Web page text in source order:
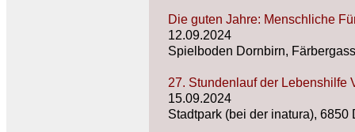
Die guten Jahre: Menschliche
12.09.2024
Spielboden Dornbirn,
27. Stundenlauf der Lebenshilfe
15.09.2024
Stadtpark (bei der inatura), 6850